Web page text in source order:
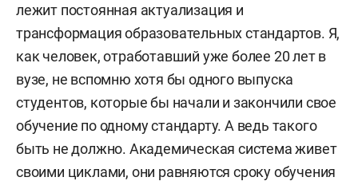
лежит постоянная актуализация и
трансформация образовательных стандартов. Я,
как человек, отработавший уже более 20 лет в
вузе, не вспомню хотя бы одного выпуска
студентов, которые бы начали и закончили свое
обучение по одному стандарту. А ведь такого
быть не должно. Академическая система живет
своими циклами, они равняются сроку обучения